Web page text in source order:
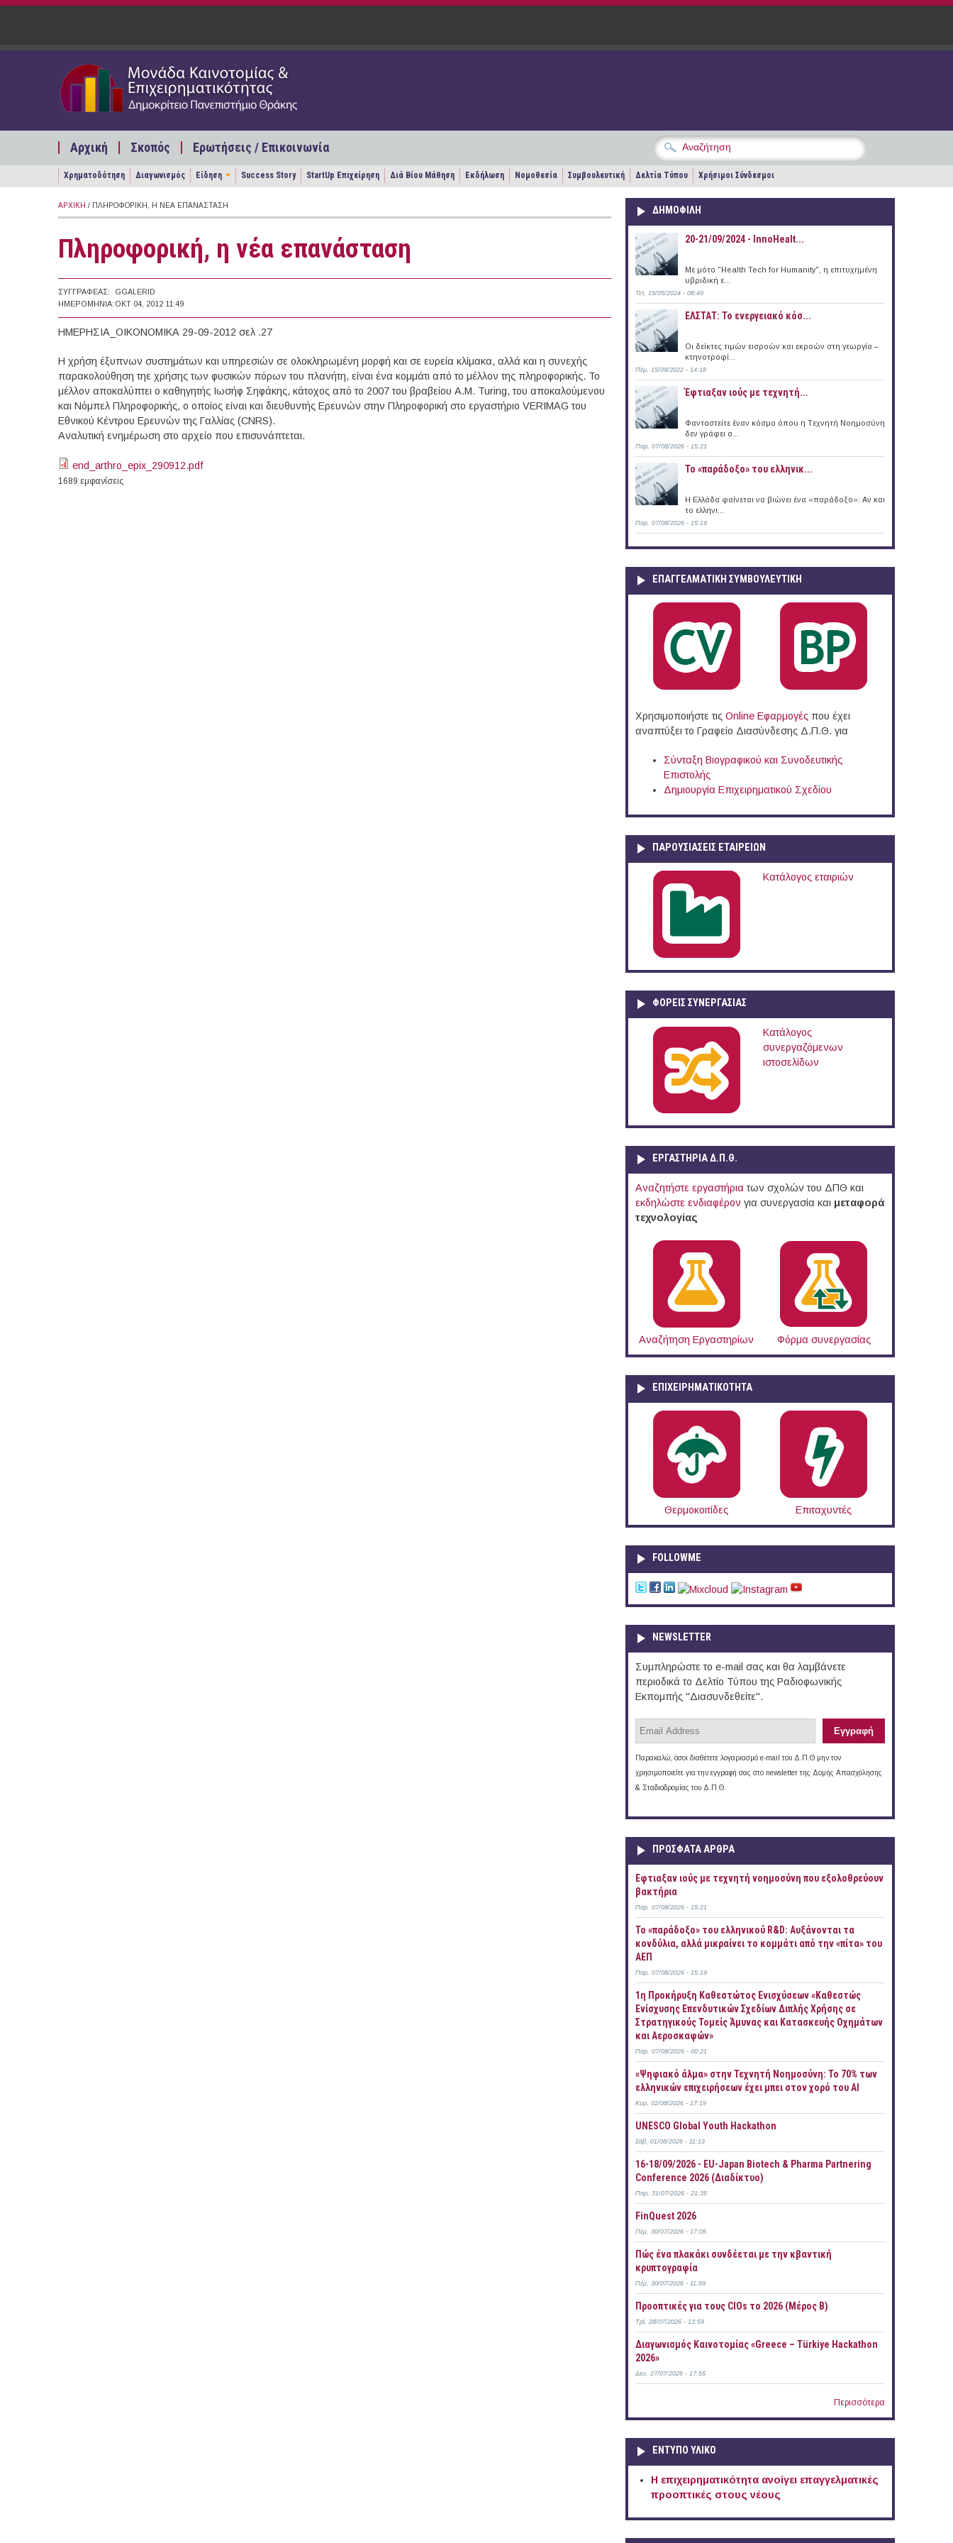
Παράκαμψη προς το κυρίως περιεχόμενο
Αρχική Σκοπός Ερωτήσεις / Επικοινωνία
Χρηματοδότηση Διαγωνισμός Είδηση Success Story StartUp Επιχείρηση Διά Βίου Μάθηση Εκδήλωση Νομοθεσία Συμβουλευτική Δελτία Τύπου Χρήσιμοι Σύνδεσμοι
ΑΡΧΙΚΉ / ΠΛΗΡΟΦΟΡΙΚΉ, Η ΝΈΑ ΕΠΑΝΆΣΤΑΣΗ
Πληροφορική, η νέα επανάσταση
ΣΥΓΓΡΑΦΈΑΣ:
GGALERID
ΗΜΕΡΟΜΗΝΊΑ: ΟΚΤ 04, 2012 11:49
ΗΜΕΡΗΣΙΑ_ΟΙΚΟΝΟΜΙΚΑ 29-09-2012 σελ .27
Η χρήση έξυπνων συστημάτων και υπηρεσιών σε ολοκληρωμένη μορφή και σε ευρεία κλίμακα, αλλά και η συνεχής
παρακολούθηση τηε χρήσης των φυσικών πόρων του πλανήτη, είναι ένα κομμάτι από το μέλλον της πληροφορικής. Το
μέλλον αποκαλύπτει ο καθηγητής Ιωσήφ Σηφάκης, κάτοχος από το 2007 του βραβείου A.M. Turing, του αποκαλούμενου
και Νόμπελ Πληροφορικής, ο οποίος είναι και διευθυντής Ερευνών στην Πληροφορική στο εργαστήριο VERIMAG του
Εθνικού Κέντρου Ερευνών της Γαλλίας (CNRS).
Αναλυτική ενημέρωση στο αρχείο που επισυνάπτεται.
end_arthro_epix_290912.pdf
1689 εμφανίσεις
ΔΗΜΟΦΙΛΗ
20-21/09/2024 - InnoHealt...
Με μότο "Health Tech for Humanity", η επιτυχημένη
υβριδική ε...
Τετ, 15/05/2024 - 08:49
ΕΛΣΤΑΤ: Το ενεργειακό κόσ...
Οι δείκτες τιμών εισροών και εκροών στη γεωργία –
κτηνοτροφί...
Πέμ, 15/09/2022 - 14:18
Έφτιαξαν ιούς με τεχνητή...
Φανταστείτε έναν κόσμο όπου η Tεχνητή Nοημοσύνη
δεν γράφει α...
Παρ, 07/08/2026 - 15:21
Το «παράδοξο» του ελληνικ...
Η Ελλάδα φαίνεται να βιώνει ένα «παράδοξο»: Αν και
το ελληνι...
Παρ, 07/08/2026 - 15:19
ΕΠΑΓΓΕΛΜΑΤΙΚΉ ΣΥΜΒΟΥΛΕΥΤΙΚΉ
Χρησιμοποιήστε τις Online Eφαρμογές που έχει
αναπτύξει το Γραφείο Διασύνδεσης Δ.Π.Θ. για
Σύνταξη Βιογραφικού και Συνοδευτικής
Επιστολής
Δημιουργία Επιχειρηματικού Σχεδίου
ΠΑΡΟΥΣΙΆΣΕΙΣ ΕΤΑΙΡΕΙΏΝ
Κατάλογος εταιριών
ΦΟΡΕΙΣ ΣΥΝΕΡΓΑΣΙΑΣ
Κατάλογος
συνεργαζόμενων
ιστοσελίδων
ΕΡΓΑΣΤΗΡΙΑ Δ.Π.Θ.
Αναζητήστε εργαστήρια των σχολών του ΔΠΘ και
εκδηλώστε ενδιαφέρον για συνεργασία και μεταφορά
τεχνολογίας
Αναζήτηση Εργαστηρίων Φόρμα συνεργασίας
ΕΠΙΧΕΙΡΗΜΑΤΙΚΟΤΗΤΑ
Θερμοκοιτίδες Επιταχυντές
FOLLOWME
NEWSLETTER
Συμπληρώστε το e-mail σας και θα λαμβάνετε
περιοδικά το Δελτίο Τύπου της Ραδιοφωνικής
Εκπομπής "Διασυνδεθείτε".
Παρακαλώ, όσοι διαθέτετε λογαριασμό e-mail του Δ.Π.Θ μην τον
χρησιμοποιείτε για την εγγραφή σας στο newsletter της Δομής Απασχόλησης
& Σταδιοδρομίας του Δ.Π.Θ.
ΠΡOΣΦΑΤΑ AΡΘΡΑ
Έφτιαξαν ιούς με τεχνητή νοημοσύνη που εξολοθρεύουν
βακτήρια
Παρ, 07/08/2026 - 15:21
Το «παράδοξο» του ελληνικού R&D: Αυξάνονται τα
κονδύλια, αλλά μικραίνει το κομμάτι από την «πίτα» του
ΑΕΠ
Παρ, 07/08/2026 - 15:19
1η Προκήρυξη Καθεστώτος Ενισχύσεων «Καθεστώς
Ενίσχυσης Επενδυτικών Σχεδίων Διπλής Χρήσης σε
Στρατηγικούς Τομείς Άμυνας και Κατασκευής Οχημάτων
και Αεροσκαφών»
Παρ, 07/08/2026 - 00:21
«Ψηφιακό άλμα» στην Τεχνητή Νοημοσύνη: Το 70% των
ελληνικών επιχειρήσεων έχει μπει στον χορό του AI
Κυρ, 02/08/2026 - 17:19
UNESCO Global Youth Hackathon
Σάβ, 01/08/2026 - 11:13
16-18/09/2026 - EU-Japan Biotech & Pharma Partnering
Conference 2026 (Διαδίκτυο)
Παρ, 31/07/2026 - 21:35
FinQuest 2026
Πέμ, 30/07/2026 - 17:05
Πώς ένα πλακάκι συνδέεται με την κβαντική
κρυπτογραφία
Πέμ, 30/07/2026 - 11:59
Προοπτικές για τους CIOs το 2026 (Μέρος Β)
Τρί, 28/07/2026 - 13:59
Διαγωνισμός Καινοτομίας «Greece – Türkiye Hackathon
2026»
Δευ, 27/07/2026 - 17:55
Περισσότερα
ΕΝΤΥΠΟ ΥΛΙΚΟ
Η επιχειρηματικότητα ανοίγει επαγγελματικές
προοπτικές στους νέους